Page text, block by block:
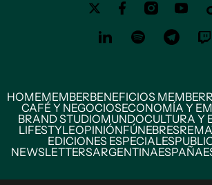
HOMEMEMBERBENEFICIOS MEMBER
CAFÉ Y NEGOCIOSECONOMÍA Y
BRAND STUDIOMUNDOCULTURA Y
LIFESTYLEOPINIÓNFÚNEBRES
EDICIONES ESPECIALES
NEWSLETTERSARGENTINAESPAÑA